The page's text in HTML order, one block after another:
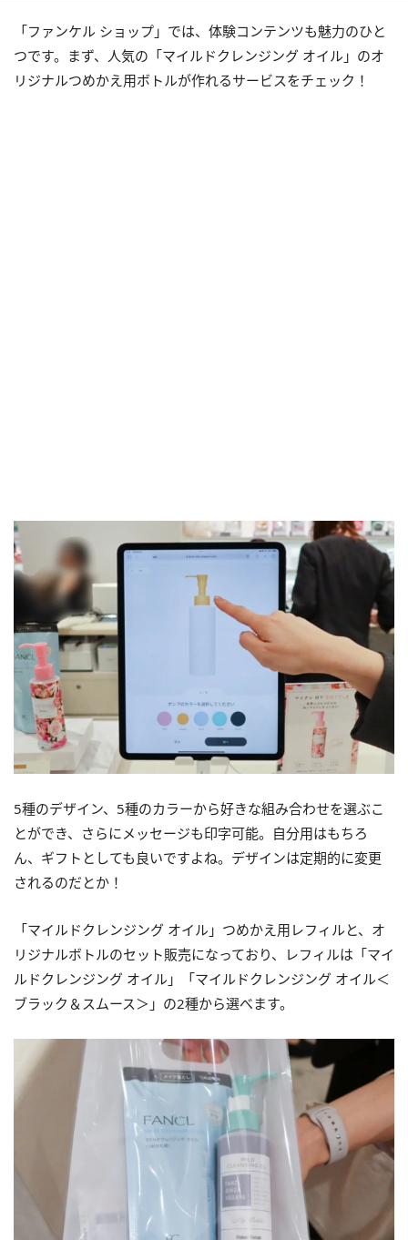
「ファンケル ショップ」では、体験コンテンツも魅力のひと
つです。まず、人気の「マイルドクレンジング オイル」のオ
リジナルつめかえ用ボトルが作れるサービスをチェック！
5種のデザイン、5種のカラーから好きな組み合わせを選ぶこ
とができ、さらにメッセージも印字可能。自分用はもちろ
ん、ギフトとしても良いですよね。デザインは定期的に変更
されるのだとか！
「マイルドクレンジング オイル」つめかえ用レフィルと、オ
リジナルボトルのセット販売になっており、レフィルは「マイ
ルドクレンジング オイル」「マイルドクレンジング オイル＜
ブラック＆スムース＞」の2種から選べます。